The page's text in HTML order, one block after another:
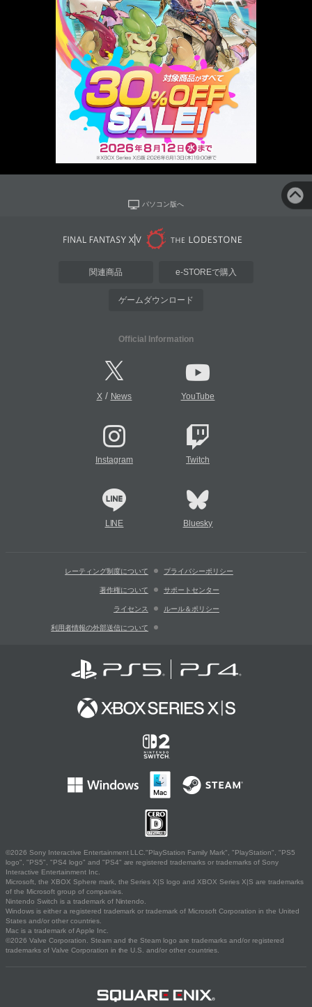
パソコン版へ
関連商品 e-STOREで購入
ゲームダウンロード
Official Information
X/ News YouTube
Instagram Twitch
LINE Bluesky
レーティング制度について プライバシーポリシー
著作権について サポートセンター
ライセンス ルール＆ポリシー
利用者情報の外部送信について
©2026 Sony Interactive Entertainment LLC."PlayStation Family Mark", "PlayStation", "PS5
logo", "PS5", "PS4 logo" and "PS4" are registered trademarks or trademarks of Sony
Interactive Entertainment Inc.
Microsoft, the XBOX Sphere mark, the Series X|S logo and XBOX Series X|S are trademarks
of the Microsoft group of companies.
Nintendo Switch is a trademark of Nintendo.
Windows is either a registered trademark or trademark of Microsoft Corporation in the United
States and/or other countries.
Mac is a trademark of Apple Inc.
©2026 Valve Corporation. Steam and the Steam logo are trademarks and/or registered
trademarks of Valve Corporation in the U.S. and/or other countries.